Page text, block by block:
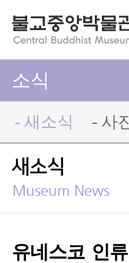
소식
- 새소식 - 사
새소식
Museum News
유네스코 인